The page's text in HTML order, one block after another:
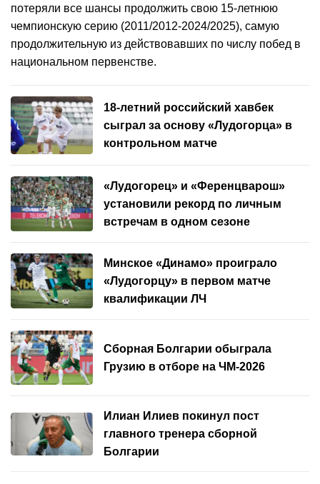
потеряли все шансы продолжить свою 15-летнюю
чемпионскую серию (2011/2012-2024/2025), самую
продолжительную из действовавших по числу побед в
национальном первенстве.
18-летний российский хавбек
сыграл за основу «Лудогорца» в
контрольном матче
«Лудогорец» и «Ференцварош»
установили рекорд по личным
встречам в одном сезоне
Минское «Динамо» проиграло
«Лудогорцу» в первом матче
квалификации ЛЧ
Сборная Болгарии обыграла
Грузию в отборе на ЧМ-2026
Илиан Илиев покинул пост
главного тренера сборной
Болгарии